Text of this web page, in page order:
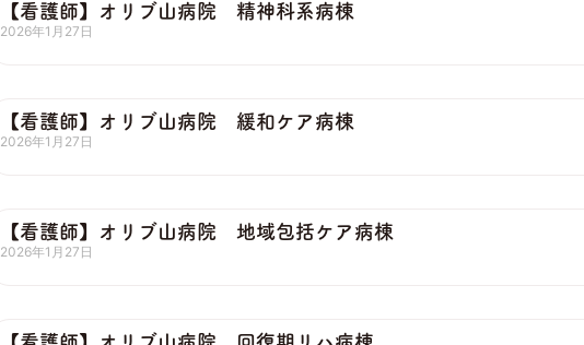
【看護師】オリブ山病院 精神科系病棟
2026年1月27日
【看護師】オリブ山病院 緩和ケア病棟
2026年1月27日
【看護師】オリブ山病院 地域包括ケア病棟
2026年1月27日